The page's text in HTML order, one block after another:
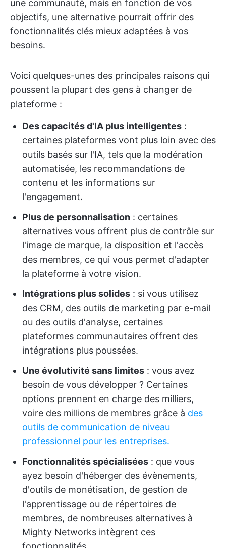
une communauté, mais en fonction de vos
objectifs, une alternative pourrait offrir des
fonctionnalités clés mieux adaptées à vos
besoins.
Voici quelques-unes des principales raisons qui
poussent la plupart des gens à changer de
plateforme :
Des capacités d'IA plus intelligentes :
certaines plateformes vont plus loin avec des
outils basés sur l'IA, tels que la modération
automatisée, les recommandations de
contenu et les informations sur
l'engagement.
Plus de personnalisation : certaines
alternatives vous offrent plus de contrôle sur
l'image de marque, la disposition et l'accès
des membres, ce qui vous permet d'adapter
la plateforme à votre vision.
Intégrations plus solides : si vous utilisez
des CRM, des outils de marketing par e-mail
ou des outils d'analyse, certaines
plateformes communautaires offrent des
intégrations plus poussées.
Une évolutivité sans limites : vous avez
besoin de vous développer ? Certaines
options prennent en charge des milliers,
voire des millions de membres grâce à des
outils de communication de niveau
professionnel pour les entreprises.
Fonctionnalités spécialisées : que vous
ayez besoin d'héberger des évènements,
d'outils de monétisation, de gestion de
l'apprentissage ou de répertoires de
membres, de nombreuses alternatives à
Mighty Networks intègrent ces